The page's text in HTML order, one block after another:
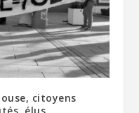
citoyens